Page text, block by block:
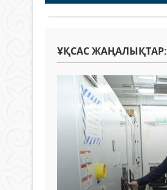
ҰҚСАС ЖАҢАЛЫҚТАР: